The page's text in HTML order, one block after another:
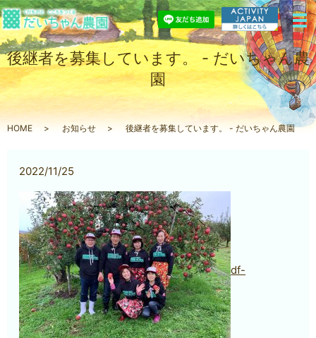
後継者を募集しています。 - だいちゃん農
園
HOME お知らせ 後継者を募集しています。 - だいちゃん農園
2022/11/25
df-